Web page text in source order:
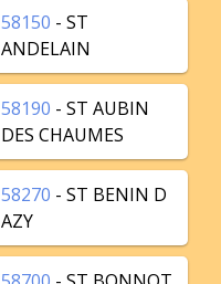
58150 - ST
ANDELAIN
58190 - ST AUBIN
DES CHAUMES
58270 - ST BENIN D
AZY